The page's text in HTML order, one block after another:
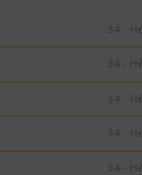
34 -
34 -
34 -
34 -
34 -